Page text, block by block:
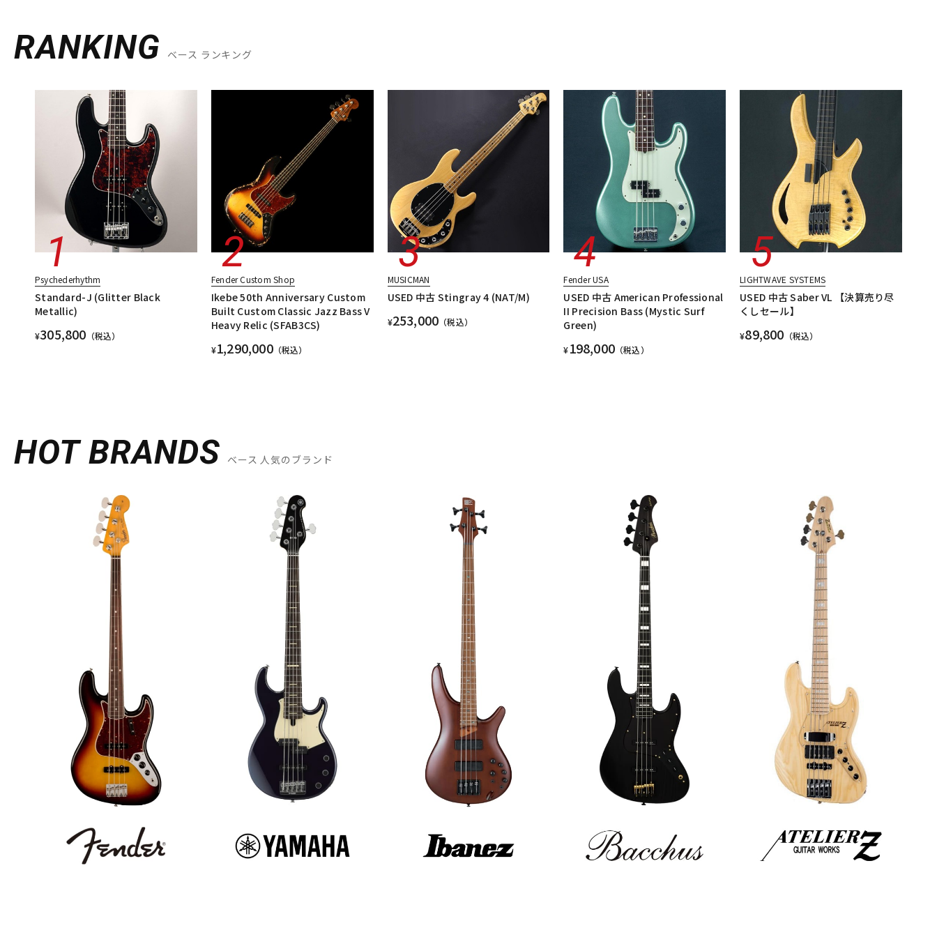
RANKING ベース ランキング
Psychederhythm
Standard-J (Glitter Black
Metallic)
¥305,800 （税込）
Fender Custom Shop
Ikebe 50th Anniversary Custom
Built Custom Classic Jazz Bass V
Heavy Relic (SFAB3CS)
¥1,290,000（税込）
MUSICMAN
USED 中古 Stingray 4 (NAT/M)
¥253,000 （税込）
Fender USA
USED 中古 American Professional
II Precision Bass (Mystic Surf
Green)
¥198,000 （税込）
LIGHTWAVE SYSTEMS
USED 中古 Saber VL 【決算売り尽
くしセール】
¥89,800 （税込）
HOT BRANDS ベース 人気のブランド